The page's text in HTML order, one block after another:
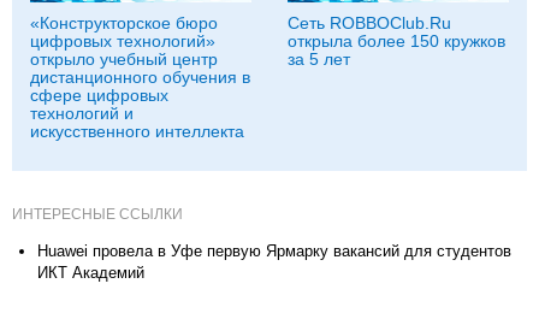
«Конструкторское бюро
цифровых технологий»
открыло учебный центр
дистанционного обучения в
сфере цифровых
технологий и
искусственного интеллекта
Сеть ROBBOClub.Ru
открыла более 150 кружков
за 5 лет
ИНТЕРЕСНЫЕ ССЫЛКИ
Huawei провела в Уфе первую Ярмарку вакансий для студентов
ИКТ Академий